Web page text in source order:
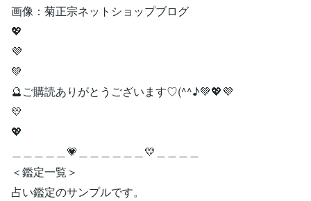
画像：菊正宗ネットショップブログ
💖
💜
💚
🔮ご購読ありがとうございます♡(^^♪💚💖💜
💛
💖
＿＿＿＿＿💗＿＿＿＿＿＿💛＿＿＿＿
＜鑑定一覧＞
占い鑑定のサンプルです。